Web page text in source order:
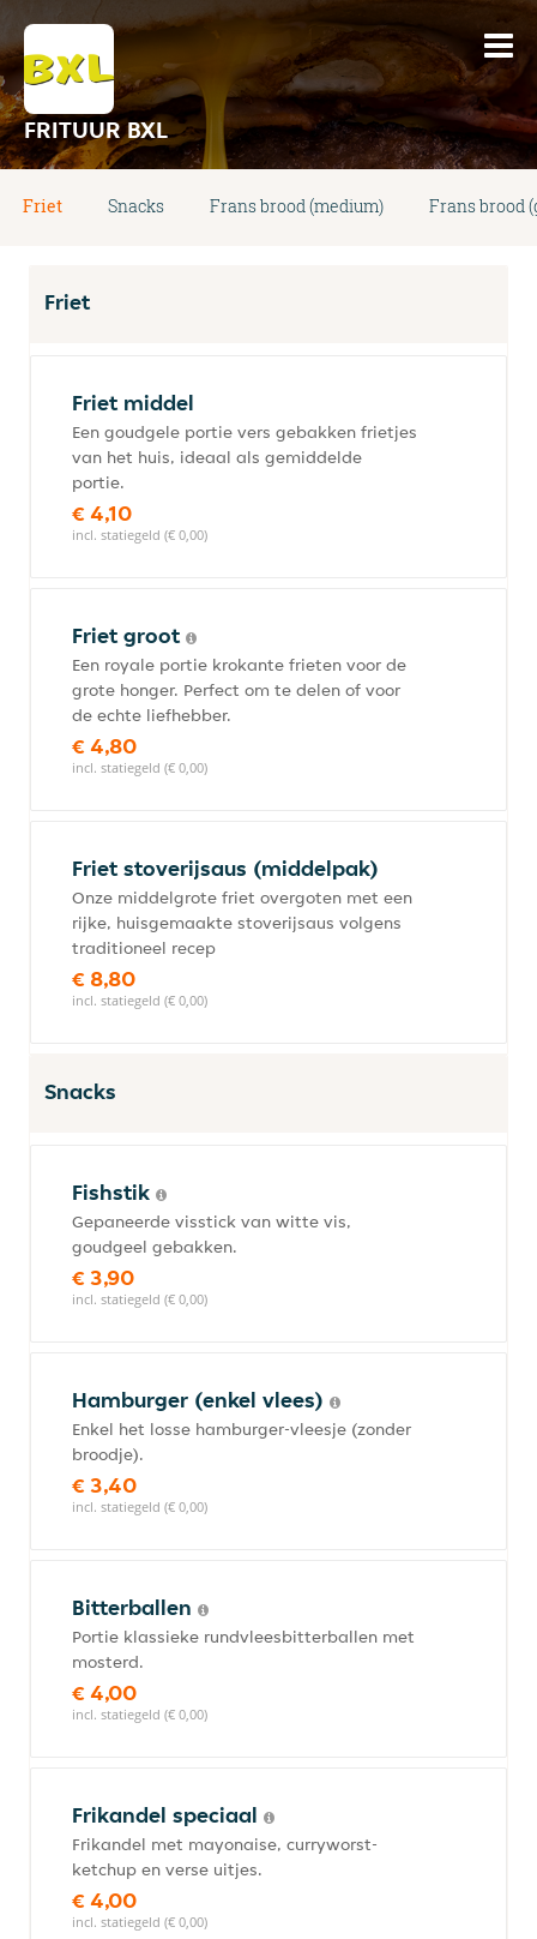
FRITUUR BXL
Friet Snacks Frans brood (medium) Frans brood
Friet
Friet middel
Een goudgele portie vers gebakken frietjes
van het huis, ideaal als gemiddelde
portie.
€ 4,10
incl. statiegeld (€ 0,00)
Friet groot
Een royale portie krokante frieten voor de
grote honger. Perfect om te delen of voor
de echte liefhebber.
€ 4,80
incl. statiegeld (€ 0,00)
Friet stoverijsaus (middelpak)
Onze middelgrote friet overgoten met een
rijke, huisgemaakte stoverijsaus volgens
traditioneel recep
€ 8,80
incl. statiegeld (€ 0,00)
Snacks
Fishstik
Gepaneerde visstick van witte vis,
goudgeel gebakken.
€ 3,90
incl. statiegeld (€ 0,00)
Hamburger (enkel vlees)
Enkel het losse hamburger-vleesje (zonder
broodje).
€ 3,40
incl. statiegeld (€ 0,00)
Bitterballen
Portie klassieke rundvleesbitterballen met
mosterd.
€ 4,00
incl. statiegeld (€ 0,00)
Frikandel speciaal
Frikandel met mayonaise, curryworst-
ketchup en verse uitjes.
€ 4,00
incl. statiegeld (€ 0,00)